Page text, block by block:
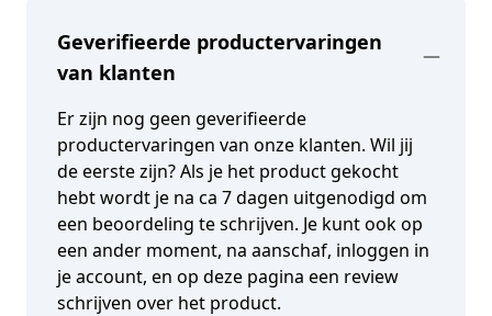
Geverifieerde productervaringen
van klanten
Er zijn nog geen geverifieerde
productervaringen van onze klanten. Wil jij
de eerste zijn? Als je het product gekocht
hebt wordt je na ca 7 dagen uitgenodigd om
een beoordeling te schrijven. Je kunt ook op
een ander moment, na aanschaf, inloggen in
je account, en op deze pagina een review
schrijven over het product.